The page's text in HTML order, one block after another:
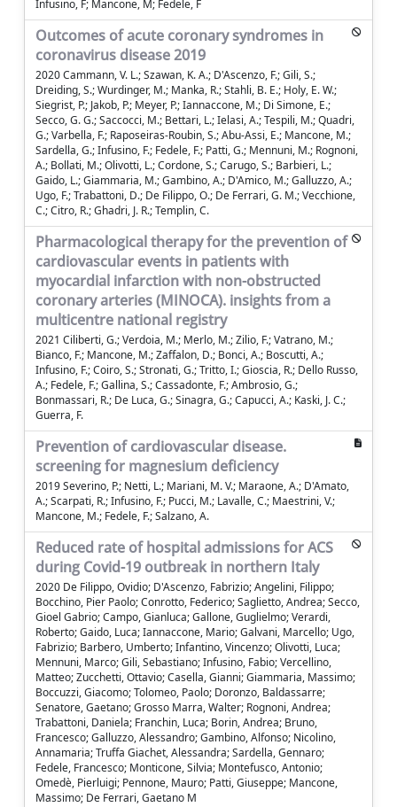
Infusino, F; Mancone, M; Fedele, F
Outcomes of acute coronary syndromes in
coronavirus disease 2019
2020 Cammann, V. L.; Szawan, K. A.; D'Ascenzo, F.; Gili, S.;
Dreiding, S.; Wurdinger, M.; Manka, R.; Stahli, B. E.; Holy, E. W.;
Siegrist, P.; Jakob, P.; Meyer, P.; Iannaccone, M.; Di Simone, E.;
Secco, G. G.; Saccocci, M.; Bettari, L.; Ielasi, A.; Tespili, M.; Quadri,
G.; Varbella, F.; Raposeiras-Roubin, S.; Abu-Assi, E.; Mancone, M.;
Sardella, G.; Infusino, F.; Fedele, F.; Patti, G.; Mennuni, M.; Rognoni,
A.; Bollati, M.; Olivotti, L.; Cordone, S.; Carugo, S.; Barbieri, L.;
Gaido, L.; Giammaria, M.; Gambino, A.; D'Amico, M.; Galluzzo, A.;
Ugo, F.; Trabattoni, D.; De Filippo, O.; De Ferrari, G. M.; Vecchione,
C.; Citro, R.; Ghadri, J. R.; Templin, C.
Pharmacological therapy for the prevention of
cardiovascular events in patients with
myocardial infarction with non-obstructed
coronary arteries (MINOCA). insights from a
multicentre national registry
2021 Ciliberti, G.; Verdoia, M.; Merlo, M.; Zilio, F.; Vatrano, M.;
Bianco, F.; Mancone, M.; Zaffalon, D.; Bonci, A.; Boscutti, A.;
Infusino, F.; Coiro, S.; Stronati, G.; Tritto, I.; Gioscia, R.; Dello Russo,
A.; Fedele, F.; Gallina, S.; Cassadonte, F.; Ambrosio, G.;
Bonmassari, R.; De Luca, G.; Sinagra, G.; Capucci, A.; Kaski, J. C.;
Guerra, F.
Prevention of cardiovascular disease.
screening for magnesium deficiency
2019 Severino, P.; Netti, L.; Mariani, M. V.; Maraone, A.; D'Amato,
A.; Scarpati, R.; Infusino, F.; Pucci, M.; Lavalle, C.; Maestrini, V.;
Mancone, M.; Fedele, F.; Salzano, A.
Reduced rate of hospital admissions for ACS
during Covid-19 outbreak in northern Italy
2020 De Filippo, Ovidio; D'Ascenzo, Fabrizio; Angelini, Filippo;
Bocchino, Pier Paolo; Conrotto, Federico; Saglietto, Andrea; Secco,
Gioel Gabrio; Campo, Gianluca; Gallone, Guglielmo; Verardi,
Roberto; Gaido, Luca; Iannaccone, Mario; Galvani, Marcello; Ugo,
Fabrizio; Barbero, Umberto; Infantino, Vincenzo; Olivotti, Luca;
Mennuni, Marco; Gili, Sebastiano; Infusino, Fabio; Vercellino,
Matteo; Zucchetti, Ottavio; Casella, Gianni; Giammaria, Massimo;
Boccuzzi, Giacomo; Tolomeo, Paolo; Doronzo, Baldassarre;
Senatore, Gaetano; Grosso Marra, Walter; Rognoni, Andrea;
Trabattoni, Daniela; Franchin, Luca; Borin, Andrea; Bruno,
Francesco; Galluzzo, Alessandro; Gambino, Alfonso; Nicolino,
Annamaria; Truffa Giachet, Alessandra; Sardella, Gennaro;
Fedele, Francesco; Monticone, Silvia; Montefusco, Antonio;
Omedè, Pierluigi; Pennone, Mauro; Patti, Giuseppe; Mancone,
Massimo; De Ferrari, Gaetano M